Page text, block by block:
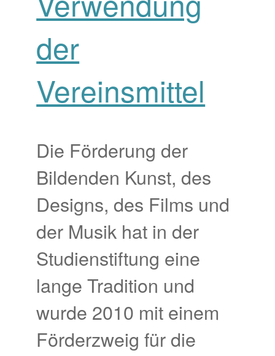
der
Vereinsmittel
Die Förderung der
Bildenden Kunst, des
Designs, des Films und
der Musik hat in der
Studienstiftung eine
lange Tradition und
wurde 2010 mit einem
Förderzweig für die